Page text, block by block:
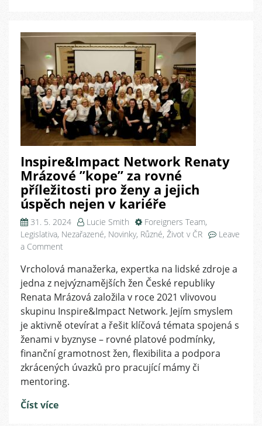
zemí
Inspire&Impact Network Renaty
Mrázové ”kope” za rovné
příležitosti pro ženy a jejich
úspěch nejen v kariéře
31. 5. 2024 Lucie Smith Foreigners Team,
Legislativa, Nezařazené, Novinky, Různé, Život v ČR
Leave
a Comment
Network
Renaty
Mrázové
”kope”
rovné
příležitosti
pro
ženy
a
Vrcholová manažerka, expertka na lidské zdroje a
jedna z nejvýznamějších žen České republiky
Renata Mrázová založila v roce 2021 vlivovou
skupinu Inspire&Impact Network. Jejím smyslem
je aktivně otevírat a řešit klíčová témata spojená s
ženami v byznyse – rovné platové podmínky,
finanční gramotnost žen, flexibilita a podpora
zkrácených úvazků pro pracující mámy či
mentoring.
Číst více